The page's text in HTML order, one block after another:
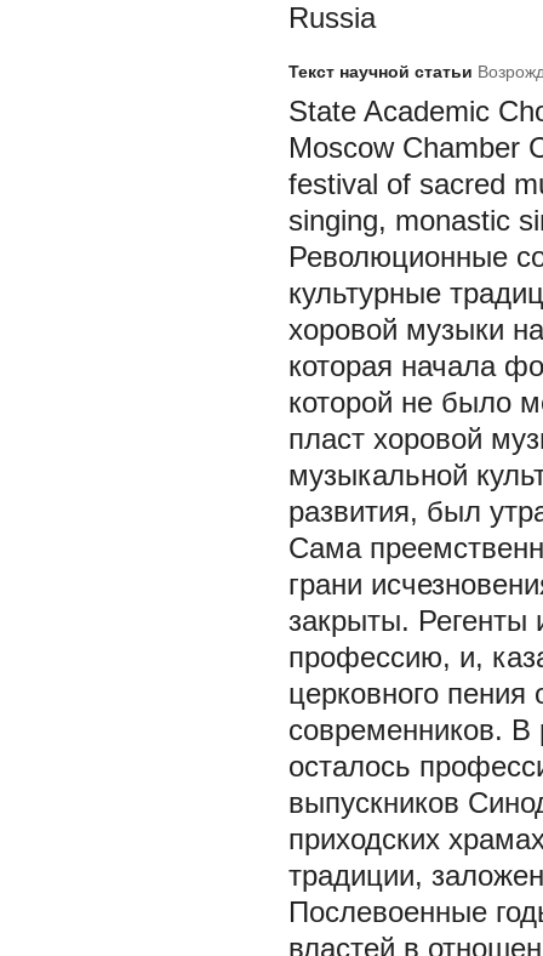
Russia
Текст научной статьи
State Academic
Moscow Chamber
festival of sacred
singing, monastic
Революционные
культурные
хоровой музыки
которая начала
которой не было
пласт хоровой
музыкальной
развития, был
Сама
грани
закрыты. Регенты
профессию, и,
церковного
современников. В
осталось
выпускников
приходских
традиции,
Послевоенные
властей в